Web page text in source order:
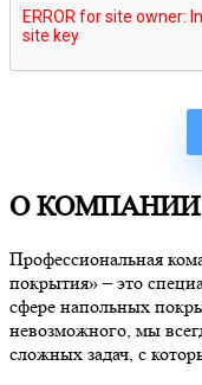
О КОМПАНИИ
Профессиональная
покрытия» – это
сфере напольных
невозможного, мы
сложных задач, с